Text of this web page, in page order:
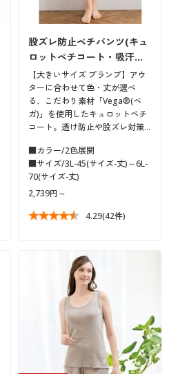
股ズレ防止ペチパンツ(キュ
ロットペチコート・吸汗…
【大きいサイズ プランプ】アウ
ターに合わせて色・丈が選べ
る、こだわり素材「Vega®(ベ
ガ)」を使用したキュロットペチ
コート。透け防止や股ズレ対策…
■カラー/2色展開
■サイズ/3L-45(サイズ-丈)～6L-
70(サイズ-丈)
2,739円～
4.29(42件)